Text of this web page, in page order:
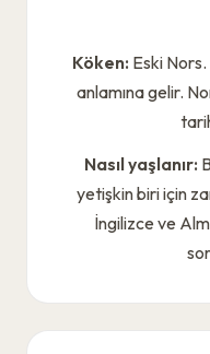
Köken: Eski
anlamına gelir.
Nasıl yaşlanır:
yetişkin biri için
İngilizce ve